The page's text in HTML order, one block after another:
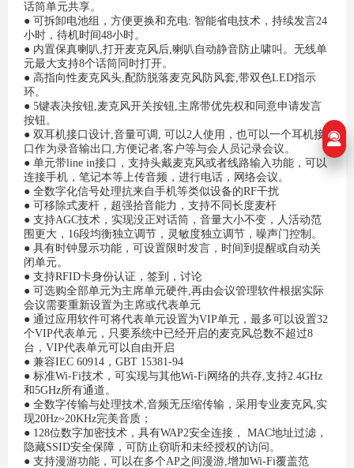
话筒单元共享。
● 可拆卸电池组，方便更换和充电: 智能省电技术，持续发言24
小时，待机时间48小时。
● 内置保真喇叭,打开麦克风后,喇叭自动静音防止啸叫。无线单
元最大支持8个话筒同时打开。
● 高指向性麦克风头,配防脱落麦克风防风套,带双色LED指示
环。
● 5键表决按钮,麦克风开关按钮,主席带优先权和同意申请发言
按钮。
● 双耳机接口设计,音量可调, 可以2人使用，也可以一个耳机接
口作为录音输出口,方便记者,客户等与会人员记录会议。
● 单元带line in接口，支持头戴麦克风或者线路输入功能，可以
连接手机，笔记本等上传音频，进行电话，网络会议。
● 全数字化信号处理抗来自手机等类似设备的RF干扰
● 可移除式麦杆，超强拾音能力，支持不同长度麦杆
● 支持AGC技术，实现没正对话筒，音量大小不变，人活动范
围更大，16段均衡独立调节，灵敏度独立调节，噪声门控制。
● 具有时钟显示功能，可设置限时发言，时间到提醒或自动关
闭单元。
● 支持RFID卡身份认证，签到，讨论
● 可选购全部单元为主席单元硬件,再由会议管理软件根据实际
会议需要重新设置为主席或代表单元
● 通过应用软件可将代表单元设置为VIP单元，最多可以设置32
个VIP代表单元，只要系统中已经开启的麦克风总数不超过8
台，VIP代表单元可以自由开启
● 兼容IEC 60914，GBT 15381-94
● 标准Wi-Fi技术，可实现与其他Wi-Fi网络的共存,支持2.4GHz
和5GHz所有通道。
● 全数字传输与处理技术,音频无压缩传输，采用专业麦克风,实
现20Hz~20KHz完美音质；
● 128位数字加密技术，具有WAP2安全连接， MAC地址过滤，
隐藏SSID安全保障，可防止窃听和未经授权的访问。
● 支持漫游功能，可以在多个AP之间漫游,增加Wi-Fi覆盖范